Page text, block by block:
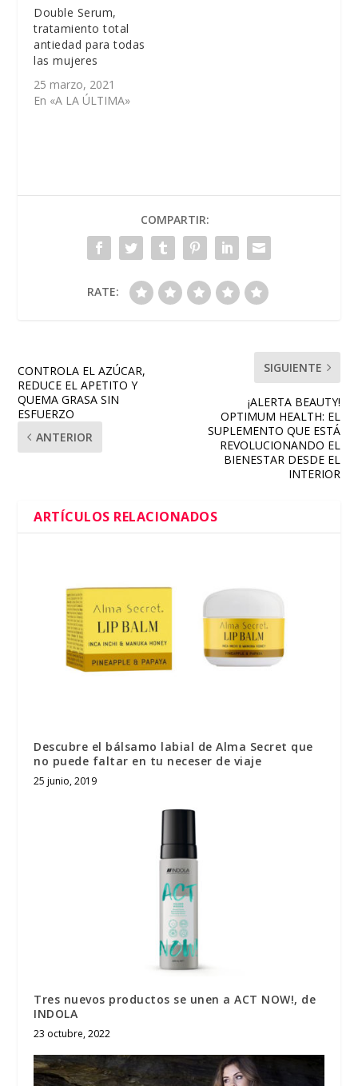
Double Serum,
tratamiento total
antiedad para todas
las mujeres
25 marzo, 2021
En «A LA ÚLTIMA»
COMPARTIR:
RATE:
CONTROLA EL AZÚCAR,
REDUCE EL APETITO Y
QUEMA GRASA SIN
ESFUERZO
ANTERIOR
SIGUIENTE
¡ALERTA BEAUTY!
OPTIMUM HEALTH: EL
SUPLEMENTO QUE ESTÁ
REVOLUCIONANDO EL
BIENESTAR DESDE EL
INTERIOR
ARTÍCULOS RELACIONADOS
Descubre el bálsamo labial de Alma Secret que
no puede faltar en tu neceser de viaje
25 junio, 2019
Tres nuevos productos se unen a ACT NOW!, de
INDOLA
23 octubre, 2022